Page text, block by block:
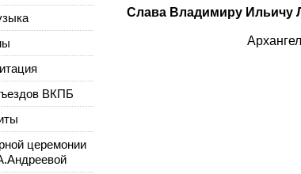
Слава Владимиру Ильичу
ВКПБ
церемонии